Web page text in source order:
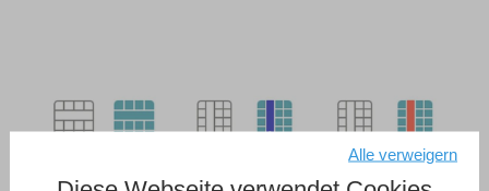
Alle verweigern